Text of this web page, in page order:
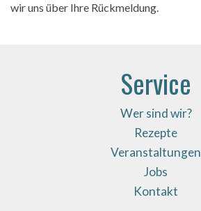
wir uns über Ihre Rückmeldung.
Wer sind wir?
Rezepte
Veranstaltungen
Jobs
Kontakt
Service